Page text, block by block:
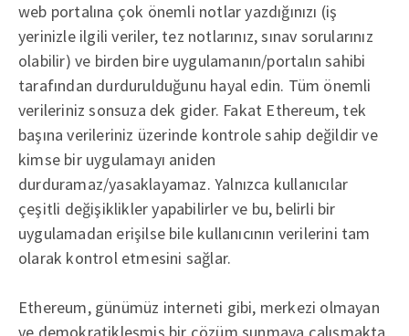
web portalına çok önemli notlar yazdığınızı (iş
yerinizle ilgili veriler, tez notlarınız, sınav sorularınız
olabilir) ve birden bire uygulamanın/portalın sahibi
tarafından durdurulduğunu hayal edin. Tüm önemli
verileriniz sonsuza dek gider. Fakat Ethereum, tek
başına verileriniz üzerinde kontrole sahip değildir ve
kimse bir uygulamayı aniden
durduramaz/yasaklayamaz. Yalnızca kullanıcılar
çeşitli değişiklikler yapabilirler ve bu, belirli bir
uygulamadan erişilse bile kullanıcının verilerini tam
olarak kontrol etmesini sağlar.
Ethereum, günümüz interneti gibi, merkezi olmayan